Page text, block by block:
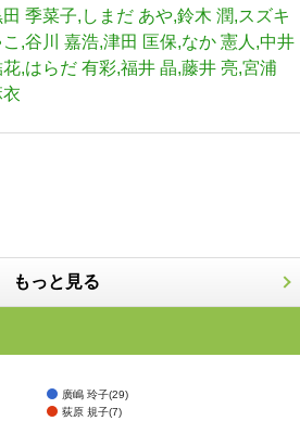
季菜子,しまだ あや,鈴木 潤,スズキ
,谷川 嘉浩,津田 匡保,なか 憲人,中井
,はらだ 有彩,福井 晶,藤井 亮,宮浦
もっと見る
廣嶋 玲子(29)
荻原 規子(7)